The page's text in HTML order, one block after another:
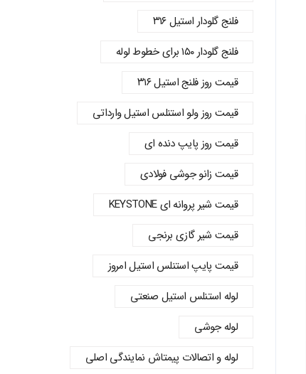
فلنج گلودار استیل ۳۱۶
فلنج گلودار ۱۵۰ برای خطوط لوله
قیمت روز فلنج استیل ۳۱۶
قیمت روز ولو استنلس استیل وارداتی
قیمت روز پایپ دنده‌ ای
قیمت زانو جوشی فولادی
قیمت شیر پروانه‌ ای KEYSTONE
قیمت شیر گازی برنجی
قیمت پایپ استنلس استیل امروز
لوله استنلس استیل صنعتی
لوله جوشی
لوله و اتصالات پیمتاش نمایندگی اصلی